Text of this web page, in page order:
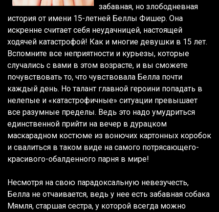
забавная, но злободневная
история от имени 15-летней Беллы Фишер. Она
искренне считает себя неудачницей, настоящей
ходячей катастрофой! Как и многие девушки в 15 лет.
Вспомните все неприятности и курьезы, которые
случались с вами в этом возрасте, и вы сможете
почувствовать то, что чувствовала Белла почти
каждый день. Но талант главной героини попадать в
нелепые и «катастрофичные» ситуации превышает
все разумные пределы. Ведь это надо умудриться
единственной прийти на вечер в дурацком
маскарадном костюме из вонючих картонных коробок
и свалиться в таком виде на самого потрясающего-
красивого-обалденного парня в мире!
Несмотря на свою парадоксальную невезучесть,
Белла не отчаивается, ведь у нее есть забавная собака
Мямля, старшая сестра, у которой всегда можно